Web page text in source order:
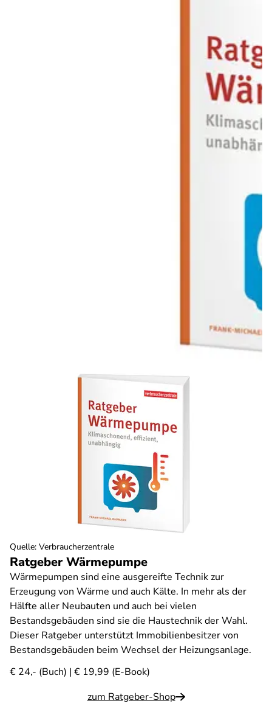
Ratgeber Wärmepumpe
Wärmepumpen sind eine ausgereifte Technik zur
Erzeugung von Wärme und auch Kälte. In mehr als der
Hälfte aller Neubauten und auch bei vielen
Bestandsgebäuden sind sie die Haustechnik der Wahl.
Dieser Ratgeber unterstützt Immobilienbesitzer von
Bestandsgebäuden beim Wechsel der Heizungsanlage.
€ 24,- (Buch) | € 19,99 (E-Book)
zum Ratgeber-Shop
Quelle: Verbraucherzentrale